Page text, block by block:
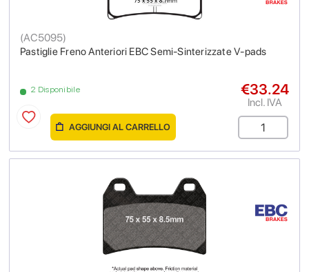
Pastiglie Freno Anteriori EBC Semi-Sinterizzate V-pads
(AC5095)
2 Disponibile €33.24
Incl. IVA
AGGIUNGI AL CARRELLO